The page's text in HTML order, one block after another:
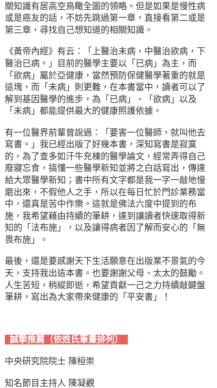
關知識有居高空鳥瞰全圖的領略。但是如果是慢性病
或是癌友的話，不妨先跳過第一章，直接看第二或是
第三章，尋找自己想知道的相關知識。
《黃帝內經》有云：「上醫治未病，中醫治欲病，下
醫治已病。」目前的醫學主要以「已病」為主，而
「欲病」屬於亞健康，當然預防保健醫學著重的就是
這塊，而「未病」則更難，在本書當中，讀者可以了
解到基因醫學的進步，為「已病」、「欲病」以及
「未病」都能提供最大的健康照護依據。
有一位醫界前輩曾說過：「要害一位醫師，就叫他去
寫書。」我已經出版了好幾本書，深知寫書是寂寞
的，為了查多如汗牛充棟的醫學論文，經常弄得自己
廢寢忘食，搞懂一些醫學新知並將之白話寫出，傳達
給大眾醫學新知；書中所有文字都是我一字一敲地慢
磨出來，不假他人之手，所以在每日忙於門診業務當
中，還真是苦中作樂。這就是佛法六度中提到的布
施，我希望藉由持續的筆耕，達到讓讀者快速取得新
知的「法布施」，以及讓得病者因了解而安心的「無
畏布施」。
最後，還是要感謝天下生活願意在出版業不景氣的今
天，支持我出這本書。也要謝謝父母、太太的鼓勵。
人生苦短，稍縱即逝，希望貢獻一己之力持續敲鍵盤
筆耕，寫出為大家帶來健康的「平安書」！
誠摯推薦（依姓氏筆畫排列）
中央研究院院士 陳桓崇
知名節目主持人 陳凝觀